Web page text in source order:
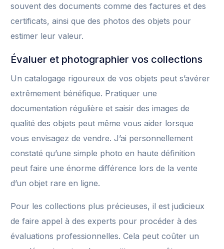
souvent des documents comme des factures et des
certificats, ainsi que des photos des objets pour
estimer leur valeur.
Évaluer et photographier vos collections
Un catalogage rigoureux de vos objets peut s’avérer
extrêmement bénéfique. Pratiquer une
documentation régulière et saisir des images de
qualité des objets peut même vous aider lorsque
vous envisagez de vendre. J’ai personnellement
constaté qu’une simple photo en haute définition
peut faire une énorme différence lors de la vente
d’un objet rare en ligne.
Pour les collections plus précieuses, il est judicieux
de faire appel à des experts pour procéder à des
évaluations professionnelles. Cela peut coûter un